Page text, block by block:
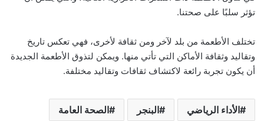
تؤثر سلبًا على صحتنا.
تختلف الأطعمة من بلد لآخر ومن ثقافة لأخرى، فهي تعكس تاريخ
وتقاليد وثقافة الأماكن التي تأتي منها. ويمكن لتذوق الأطعمة الجديدة
أن يكون تجربة رائعة لاكتشاف ثقافات وتقاليد مختلفة.
الأداء الرياضي البنجر الصحة العامة